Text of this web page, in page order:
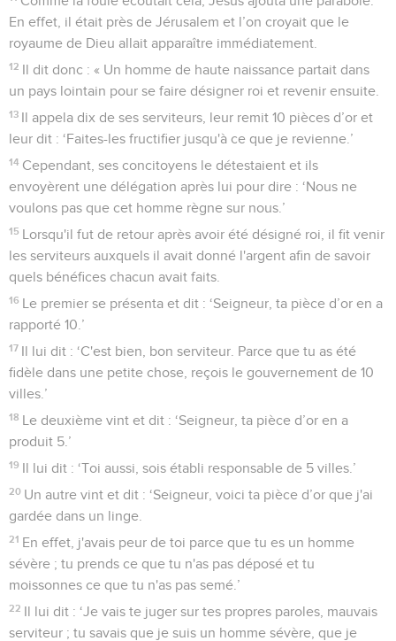
En effet, il était près de Jérusalem et l’on croyait que le
royaume de Dieu allait apparaître immédiatement.
12 Il dit donc : « Un homme de haute naissance partait dans
un pays lointain pour se faire désigner roi et revenir ensuite.
13 Il appela dix de ses serviteurs, leur remit 10 pièces d’or et
leur dit : ‘Faites-les fructifier jusqu'à ce que je revienne.’
14 Cependant, ses concitoyens le détestaient et ils
envoyèrent une délégation après lui pour dire : ‘Nous ne
voulons pas que cet homme règne sur nous.’
15 Lorsqu'il fut de retour après avoir été désigné roi, il fit venir
les serviteurs auxquels il avait donné l'argent afin de savoir
quels bénéfices chacun avait faits.
16 Le premier se présenta et dit : ‘Seigneur, ta pièce d’or en a
rapporté 10.’
17 Il lui dit : ‘C'est bien, bon serviteur. Parce que tu as été
fidèle dans une petite chose, reçois le gouvernement de 10
villes.’
18 Le deuxième vint et dit : ‘Seigneur, ta pièce d’or en a
produit 5.’
19 Il lui dit : ‘Toi aussi, sois établi responsable de 5 villes.’
20 Un autre vint et dit : ‘Seigneur, voici ta pièce d’or que j'ai
gardée dans un linge.
21 En effet, j'avais peur de toi parce que tu es un homme
sévère ; tu prends ce que tu n'as pas déposé et tu
moissonnes ce que tu n'as pas semé.’
22 Il lui dit : ‘Je vais te juger sur tes propres paroles, mauvais
serviteur ; tu savais que je suis un homme sévère, que je